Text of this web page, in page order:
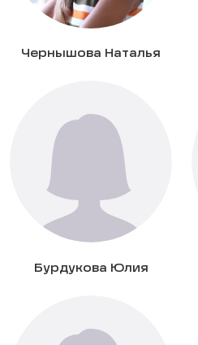
Чернышова Наталья
Бурдукова Юлия